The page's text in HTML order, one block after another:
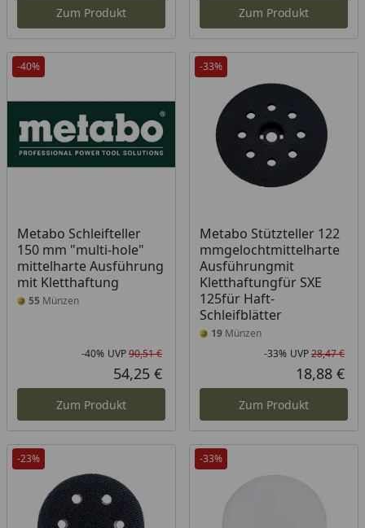
Zum Produkt Zum Produkt
-40%
Metabo Schleifteller
150 mm "multi-hole"
mittelharte Ausführung
mit Kletthaftung
55 Münzen
Rabatt in Prozent
-40%
Ursprünglicher Preis
UVP90,51 €
Aktueller Preis
54,25 €
Zum Produkt
-33%
Metabo Stützteller 122
mmgelochtmittelharte
Ausführungmit
Kletthaftungfür SXE
125für Haft-
Schleifblätter
19Münzen
-33% UVP28,47 €
18,88 €
Zum Produkt
-23% -33%